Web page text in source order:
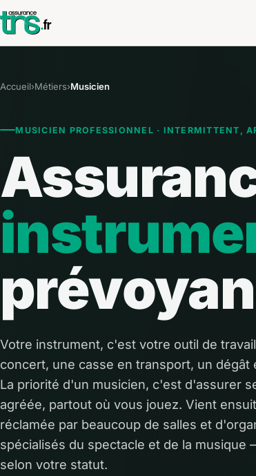
Accueil›Métiers›Musicien
MUSICIEN PROFESSIONNEL · INTERMITTENT,
Votre instrument, c'est votre outil de
concert, une casse en transport, un
La priorité d'un musicien, c'est d'assurer
agréée, partout où vous jouez. Vient
réclamée par beaucoup de salles et
spécialisés du spectacle et de la
selon votre statut.